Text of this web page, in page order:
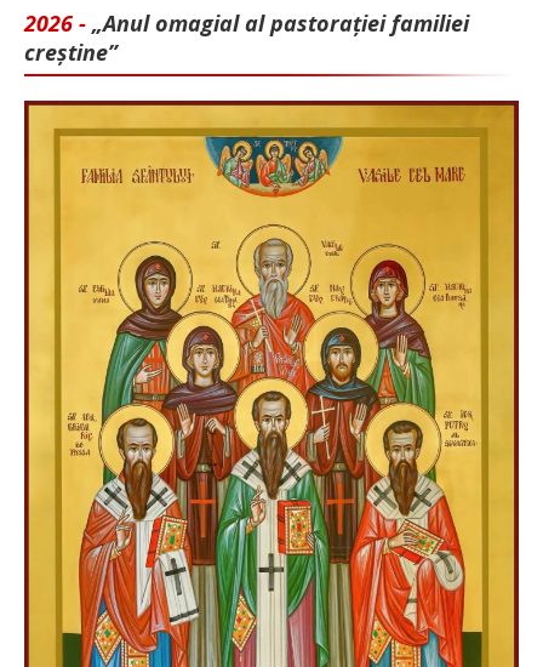
2026 - „Anul omagial al pastorației familiei
creștine”